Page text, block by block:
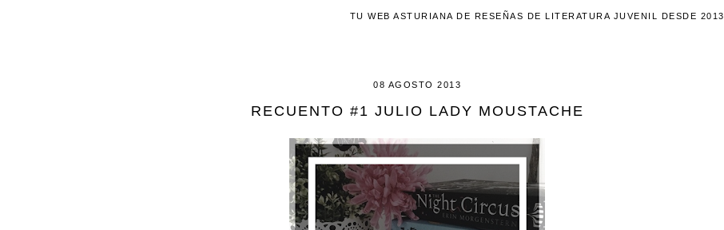
TU WEB ASTURIANA DE RESEÑAS DE LITERATURA JUVENIL DESDE 2013
08 AGOSTO 2013
RECUENTO #1 JULIO LADY MOUSTACHE